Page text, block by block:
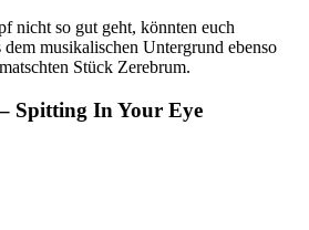
nicht so gut geht, könnten euch
musikalischen Untergrund ebenso
Stück Zerebrum.
Spitting In Your Eye